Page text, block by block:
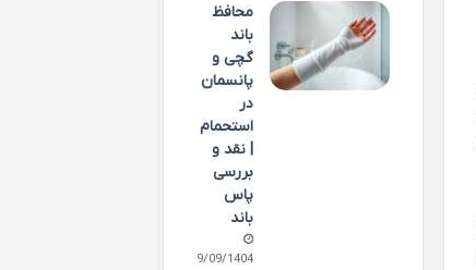
محافظ
باند
گچی و
پانسمان
در
استحمام
| نقد و
بررسی
پاس
باند
29/09/1404